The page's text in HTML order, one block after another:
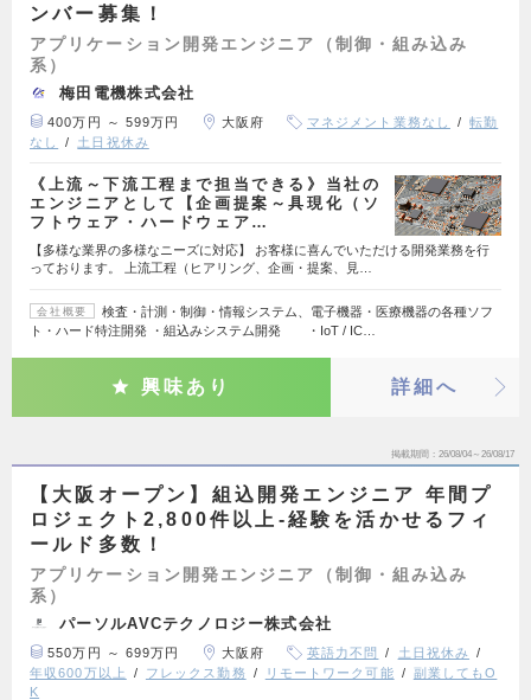
ンバー募集！
アプリケーション開発エンジニア（制御・組み込み
系）
梅田電機株式会社
400万円 ～ 599万円 大阪府 マネジメント業務なし
転勤
なし
土日祝休み
《上流～下流工程まで担当できる》当社の
エンジニアとして【企画提案～具現化（ソ
フトウェア・ハードウェア…
【多様な業界の多様なニーズに対応】 お客様に喜んでいただける開発業務を行
っております。 上流工程（ヒアリング、企画・提案、見…
会社概要
検査・計測・制御・情報システム、電子機器・医療機器の各種ソフ
ト・ハード特注開発 ・組込みシステム開発 ・IoT / IC…
興味あり 詳細へ
掲載期間 26/08/04～26/08/17
【大阪オープン】組込開発エンジニア 年間プ
ロジェクト2,800件以上‐経験を活かせるフィ
ールド多数！
アプリケーション開発エンジニア（制御・組み込み
系）
パーソルAVCテクノロジー株式会社
550万円 ～ 699万円 大阪府 英語力不問
土日祝休み
年収600万以上
フレックス勤務 リモートワーク可能
副業してもO
K